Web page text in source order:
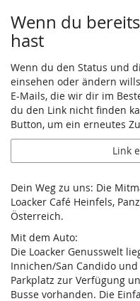
Wenn du
hast
Wenn du den Status und
einsehen oder ändern
E-Mails, die wir dir im
du den Link nicht finden
Button, um ein erneutes
Link
Dein Weg zu uns: Die
Loacker Café Heinfels,
Österreich.
Mit dem Auto:
Die Loacker Genusswelt
Innichen/San Candido
Parkplatz zur Verfügung
Busse vorhanden. Die